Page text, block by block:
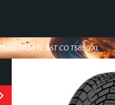
65 TR14 TL 86T CO TS850 XL